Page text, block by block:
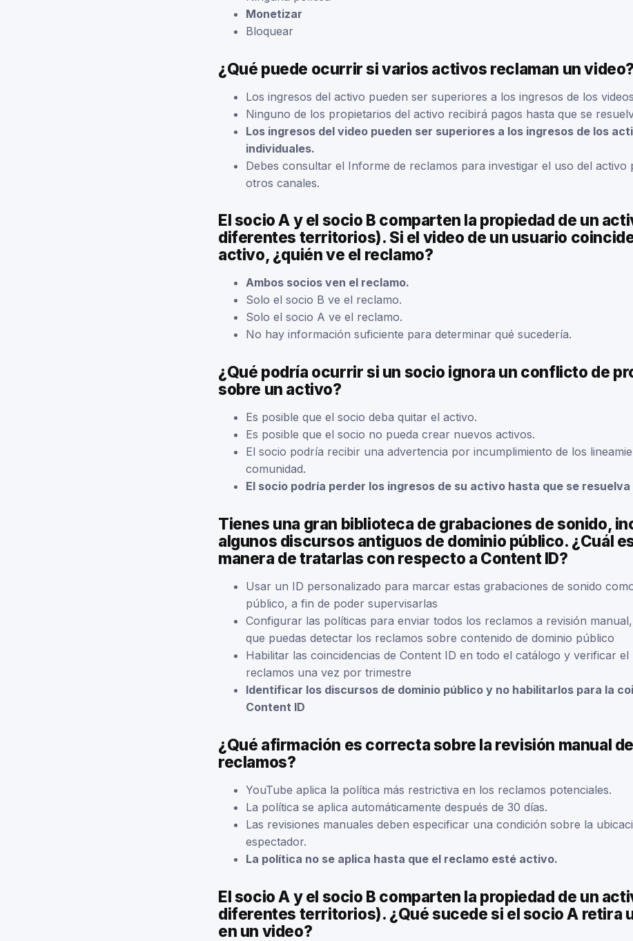
Monetizar
Bloquear
¿Qué puede ocurrir si varios activos reclaman un video?
Los ingresos del activo pueden ser superiores a los ingresos de los
Ninguno de los propietarios del activo recibirá pagos hasta que se
Los ingresos del video pueden ser superiores a los ingresos de los
individuales.
Debes consultar el Informe de reclamos para investigar el uso del activo
otros canales.
El socio A y el socio B comparten la propiedad de un
diferentes territorios). Si el video de un usuario
activo, ¿quién ve el reclamo?
Ambos socios ven el reclamo.
Solo el socio B ve el reclamo.
Solo el socio A ve el reclamo.
No hay información suficiente para determinar qué sucedería.
¿Qué podría ocurrir si un socio ignora un conflicto de
sobre un activo?
Es posible que el socio deba quitar el activo.
Es posible que el socio no pueda crear nuevos activos.
El socio podría recibir una advertencia por incumplimiento de los
comunidad.
El socio podría perder los ingresos de su activo hasta que se
Tienes una gran biblioteca de grabaciones de sonido,
algunos discursos antiguos de dominio público. ¿Cuál
manera de tratarlas con respecto a Content ID?
Usar un ID personalizado para marcar estas grabaciones de sonido
público, a fin de poder supervisarlas
Configurar las políticas para enviar todos los reclamos a revisión
que puedas detectar los reclamos sobre contenido de dominio público
Habilitar las coincidencias de Content ID en todo el catálogo y verificar
reclamos una vez por trimestre
Identificar los discursos de dominio público y no habilitarlos para la
Content ID
¿Qué afirmación es correcta sobre la revisión manual
reclamos?
YouTube aplica la política más restrictiva en los reclamos potenciales.
La política se aplica automáticamente después de 30 días.
Las revisiones manuales deben especificar una condición sobre la
espectador.
La política no se aplica hasta que el reclamo esté activo.
El socio A y el socio B comparten la propiedad de un
diferentes territorios). ¿Qué sucede si el socio A retira
en un video?